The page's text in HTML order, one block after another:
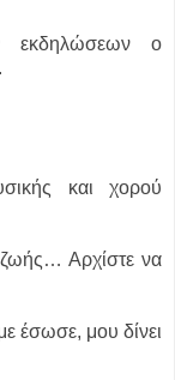
εκδηλώσεων ο
και χορού
ζωής… Αρχίστε να
έσωσε, μου δίνει